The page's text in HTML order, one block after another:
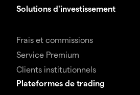
Solutions d'investissement
Frais et commissions
Service Premium
Clients institutionnels
Plateformes de trading